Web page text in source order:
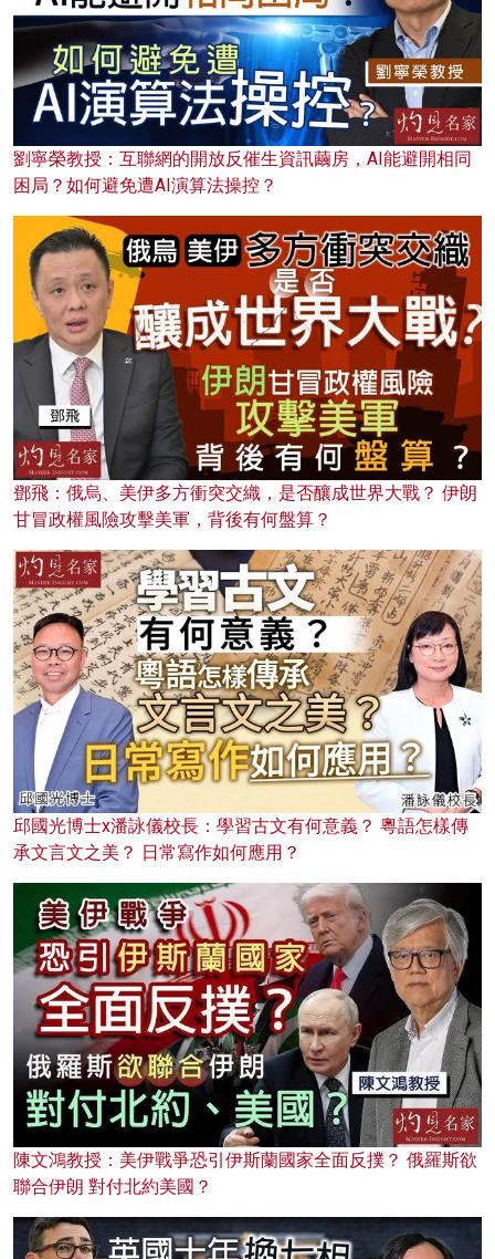
劉寧榮教授：互聯網的開放反催生資訊繭房，AI能避開相同
困局？如何避免遭AI演算法操控？
鄧飛：俄烏、美伊多方衝突交織，是否釀成世界大戰？ 伊朗
甘冒政權風險攻擊美軍，背後有何盤算？
邱國光博士x潘詠儀校長：學習古文有何意義？ 粵語怎樣傳
承文言文之美？ 日常寫作如何應用？
陳文鴻教授：美伊戰爭恐引伊斯蘭國家全面反撲？ 俄羅斯欲
聯合伊朗 對付北約美國？